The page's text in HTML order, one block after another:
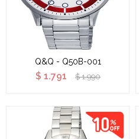
Q&Q - Q50B-001
$ 1.791 $ 1.990